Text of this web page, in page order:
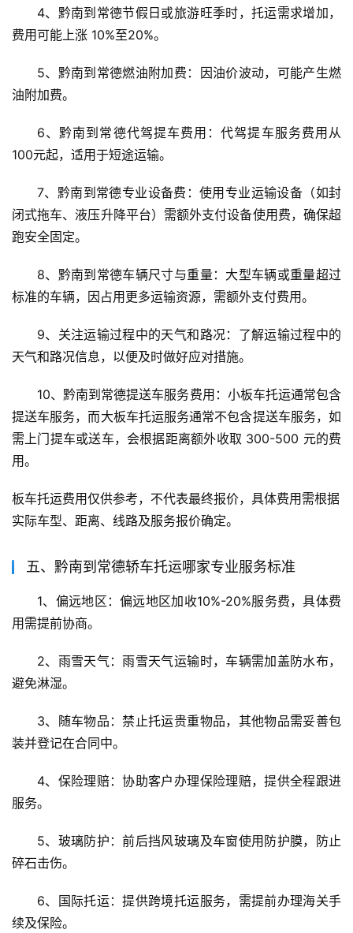
4、黔南到常德节假日或旅游旺季时，托运需求增加，
费用可能上涨 10%至20%。
5、黔南到常德燃油附加费：因油价波动，可能产生燃
油附加费。
6、黔南到常德代驾提车费用：代驾提车服务费用从
100元起，适用于短途运输。
7、黔南到常德专业设备费：使用专业运输设备（如封
闭式拖车、液压升降平台）需额外支付设备使用费，确保超
跑安全固定。
8、黔南到常德车辆尺寸与重量：大型车辆或重量超过
标准的车辆，因占用更多运输资源，需额外支付费用。
9、关注运输过程中的天气和路况：了解运输过程中的
天气和路况信息，以便及时做好应对措施。
10、黔南到常德提送车服务费用：小板车托运通常包含
提送车服务，而大板车托运服务通常不包含提送车服务，如
需上门提车或送车，会根据距离额外收取 300-500 元的费
用。
板车托运费用仅供参考，不代表最终报价，具体费用需根据
实际车型、距离、线路及服务报价确定。
五、黔南到常德轿车托运哪家专业服务标准
1、偏远地区：偏远地区加收10%-20%服务费，具体费
用需提前协商。
2、雨雪天气：雨雪天气运输时，车辆需加盖防水布，
避免淋湿。
3、随车物品：禁止托运贵重物品，其他物品需妥善包
装并登记在合同中。
4、保险理赔：协助客户办理保险理赔，提供全程跟进
服务。
5、玻璃防护：前后挡风玻璃及车窗使用防护膜，防止
碎石击伤。
6、国际托运：提供跨境托运服务，需提前办理海关手
续及保险。